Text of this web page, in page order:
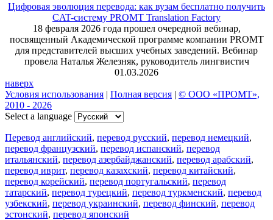
Цифровая эволюция перевода: как вузам бесплатно получить
CAT-систему PROMT Translation Factory
18 февраля 2026 года прошел очередной вебинар,
посвященный Академической программе компании PROMT
для представителей высших учебных заведений. Вебинар
провела Наталья Железняк, руководитель лингвистич
01.03.2026
наверх
Условия использования | Полная версия | © ООО «ПРОМТ»,
2010 - 2026
Select a language
Перевод английский, перевод русский, перевод немецкий,
перевод французский, перевод испанский, перевод
итальянский, перевод азербайджанский, перевод арабский,
перевод иврит, перевод казахский, перевод китайский,
перевод корейский, перевод португальский, перевод
татарский, перевод турецкий, перевод туркменский, перевод
узбекский, перевод украинский, перевод финский, перевод
эстонский, перевод японский